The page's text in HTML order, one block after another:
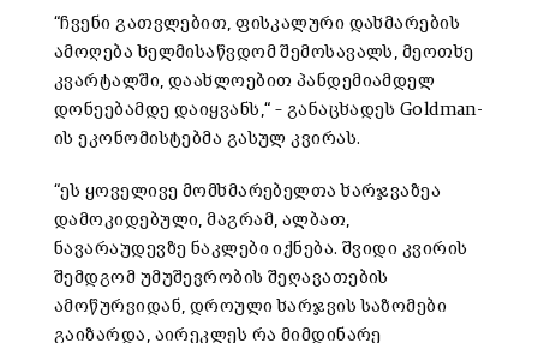
“ჩვენი გათვლებით, ფისკალური დახმარების
ამოღება ხელმისაწვდომ შემოსავალს, მეოთხე
კვარტალში, დაახლოებით პანდემიამდელ
დონეებამდე დაიყვანს,“ – განაცხადეს Goldman-
ის ეკონომისტებმა გასულ კვირას.
“ეს ყოველივე მომხმარებელთა ხარჯვაზეა
დამოკიდებული, მაგრამ, ალბათ,
ნავარაუდევზე ნაკლები იქნება. შვიდი კვირის
შემდგომ უმუშევრობის შეღავათების
ამოწურვიდან, დროული ხარჯვის საზომები
გაიზარდა, აირეკლეს რა მიმდინარე